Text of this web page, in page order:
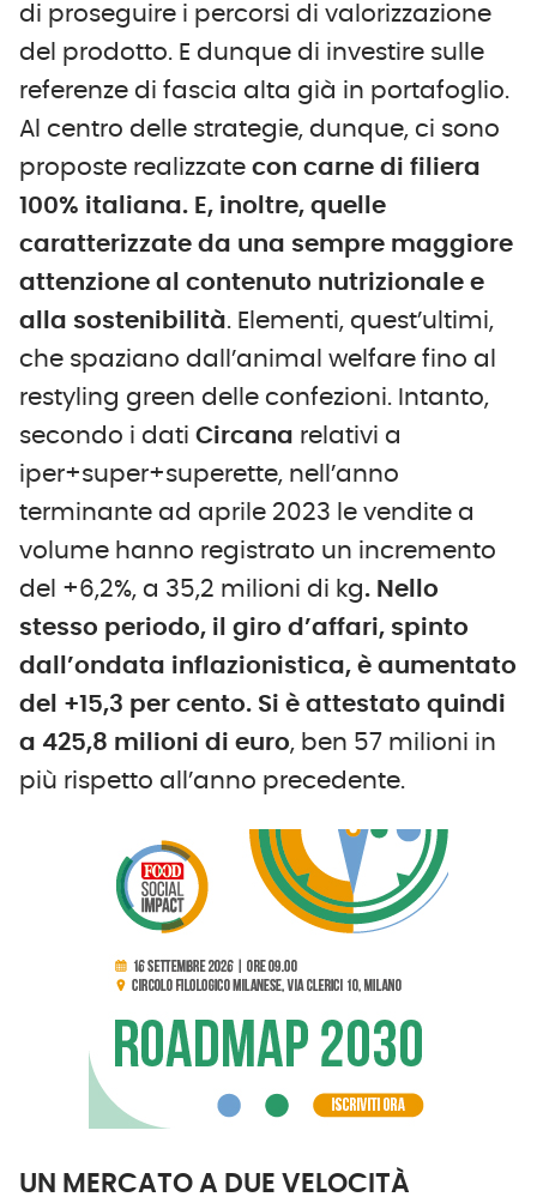
di proseguire i percorsi di valorizzazione
del prodotto. E dunque di investire sulle
referenze di fascia alta già in portafoglio.
Al centro delle strategie, dunque, ci sono
proposte realizzate con carne di filiera
100% italiana. E, inoltre, quelle
caratterizzate da una sempre maggiore
attenzione al contenuto nutrizionale e
alla sostenibilità. Elementi, quest’ultimi,
che spaziano dall’animal welfare fino al
restyling green delle confezioni. Intanto,
secondo i dati Circana relativi a
iper+super+superette, nell’anno
terminante ad aprile 2023 le vendite a
volume hanno registrato un incremento
del +6,2%, a 35,2 milioni di kg. Nello
stesso periodo, il giro d’affari, spinto
dall’ondata inflazionistica, è aumentato
del +15,3 per cento. Si è attestato quindi
a 425,8 milioni di euro, ben 57 milioni in
più rispetto all’anno precedente.
UN MERCATO A DUE VELOCITÀ